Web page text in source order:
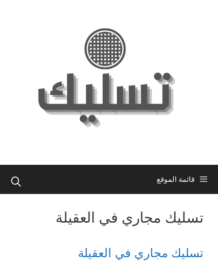
قائمة الموقع
تسليك مجاري في العقيلة
تسليك مجاري في العقيلة